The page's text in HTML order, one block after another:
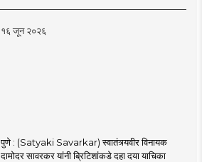
१६ जून २०२६
पुणे : (Satyaki Savarkar) स्वातंत्र्यवीर विनायक
दामोदर सावरकर यांनी ब्रिटिशांकडे दहा दया याचिका